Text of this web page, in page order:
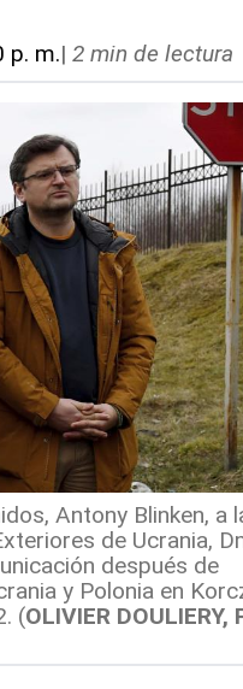
p. m.| 2 min de lectura
Antony Blinken, a
de Ucrania,
después de
y Polonia en
(OLIVIER DOULIERY,